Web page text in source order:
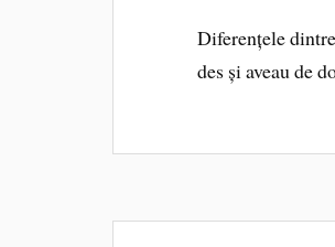
Diferențele
des și aveau de